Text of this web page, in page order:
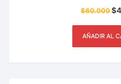
$60.000$
AÑADIR AL